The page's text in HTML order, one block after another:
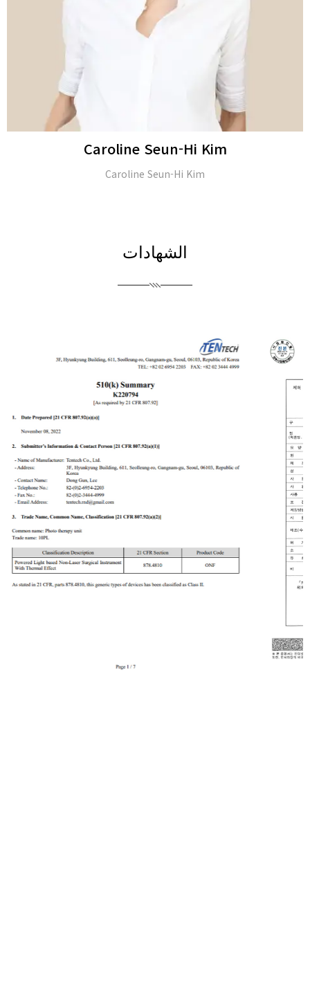
JongSeo Kim
Director of ‘Kim-JongSeo Plastic Surgery Clinic’ in (Seoul,
الشهادات